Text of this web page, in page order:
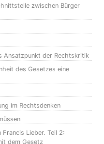
zwischen Bürger
Ansatzpunkt der Rechtskritik
des Gesetzes eine
im Rechtsdenken
Lieber. Teil 2:
dem Gesetz